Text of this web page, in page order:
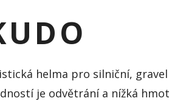
helma pro silniční,
je odvětrání a nížká